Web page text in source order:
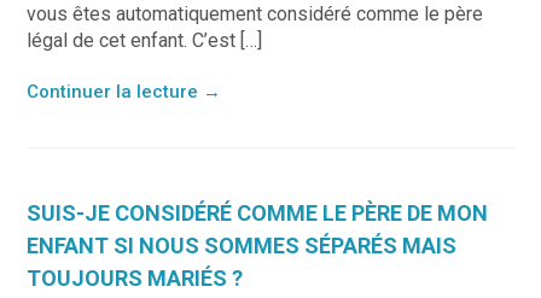
vous êtes automatiquement considéré comme le père
légal de cet enfant. C’est […]
Continuer la lecture →
SUIS-JE CONSIDÉRÉ COMME LE PÈRE DE MON
ENFANT SI NOUS SOMMES SÉPARÉS MAIS
TOUJOURS MARIÉS ?